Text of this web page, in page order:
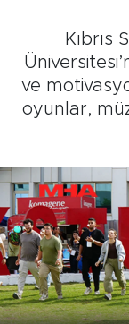
Kıbrıs
ve
oyunlar,